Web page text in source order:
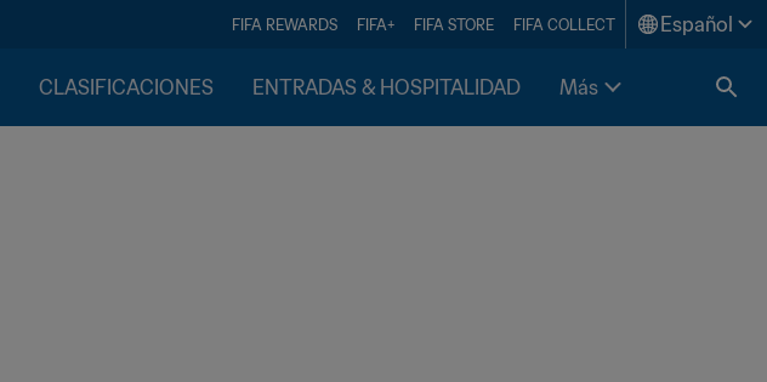
FIFA REWARDS FIFA+ FIFA STORE FIFA COLLECT Español
CLASIFICACIONES ENTRADAS & HOSPITALIDAD Más